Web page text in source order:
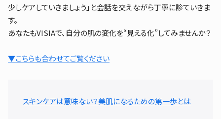
少しケアしていきましょう」と会話を交えながら丁寧に診ていきま
す。
あなたもVISIAで、自分の肌の変化を“見える化”してみませんか？
▼こちらも合わせてご覧ください
スキンケアは意味ない？美肌になるための第一歩とは